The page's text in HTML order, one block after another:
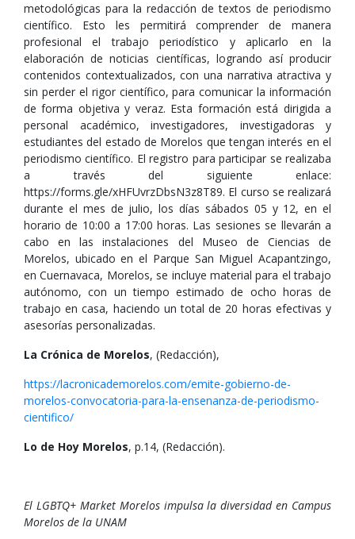
metodológicas para la redacción de textos de periodismo
científico. Esto les permitirá comprender de manera
profesional el trabajo periodístico y aplicarlo en la
elaboración de noticias científicas, logrando así producir
contenidos contextualizados, con una narrativa atractiva y
sin perder el rigor científico, para comunicar la información
de forma objetiva y veraz. Esta formación está dirigida a
personal académico, investigadores, investigadoras y
estudiantes del estado de Morelos que tengan interés en el
periodismo científico. El registro para participar se realizaba
a través del siguiente enlace:
https://forms.gle/xHFUvrzDbsN3z8T89. El curso se realizará
durante el mes de julio, los días sábados 05 y 12, en el
horario de 10:00 a 17:00 horas. Las sesiones se llevarán a
cabo en las instalaciones del Museo de Ciencias de
Morelos, ubicado en el Parque San Miguel Acapantzingo,
en Cuernavaca, Morelos, se incluye material para el trabajo
autónomo, con un tiempo estimado de ocho horas de
trabajo en casa, haciendo un total de 20 horas efectivas y
asesorías personalizadas.
La Crónica de Morelos, (Redacción),
https://lacronicademorelos.com/emite-gobierno-de-
morelos-convocatoria-para-la-ensenanza-de-periodismo-
cientifico/
Lo de Hoy Morelos, p.14, (Redacción).
El LGBTQ+ Market Morelos impulsa la diversidad en Campus
Morelos de la UNAM